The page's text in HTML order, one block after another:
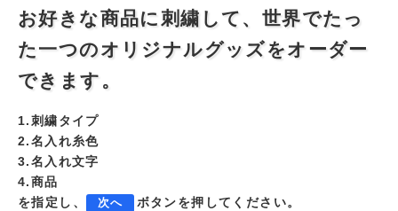
お好きな商品に刺繍して、世界でたっ
た一つのオリジナルグッズをオーダー
できます。
1.刺繍タイプ
2.名入れ糸色
3.名入れ文字
4.商品
を指定し、
次へ ボタンを押してください。